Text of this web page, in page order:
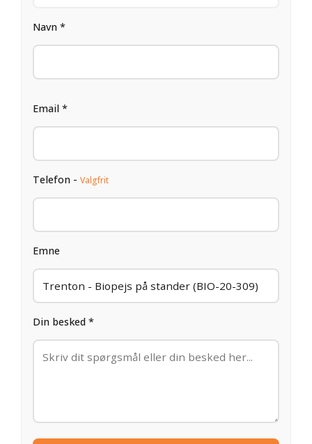
Navn *
Email *
Telefon - Valgfrit
Emne
Din besked *